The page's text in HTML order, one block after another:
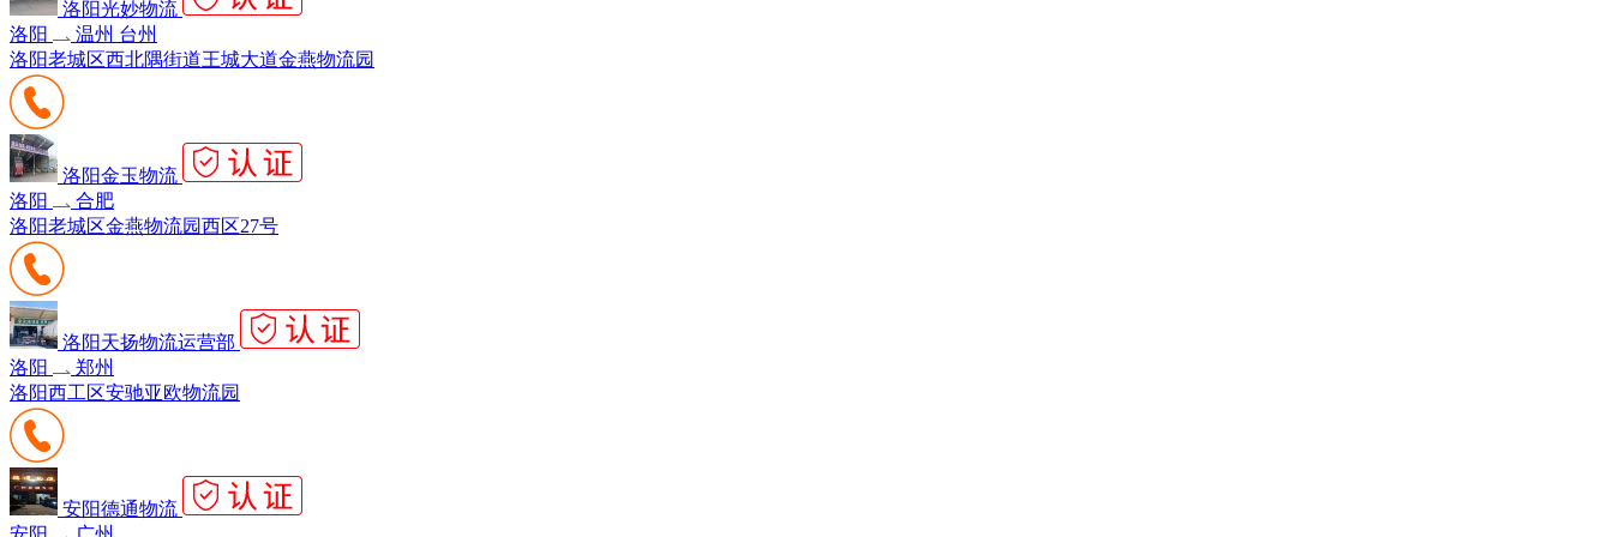
洛阳光妙物流
洛阳
温州 台州
洛阳老城区西北隅街道王城大道金燕物流园
洛阳金玉物流
洛阳
合肥
洛阳老城区金燕物流园西区27号
洛阳天扬物流运营部
洛阳
郑州
洛阳西工区安驰亚欧物流园
安阳德通物流